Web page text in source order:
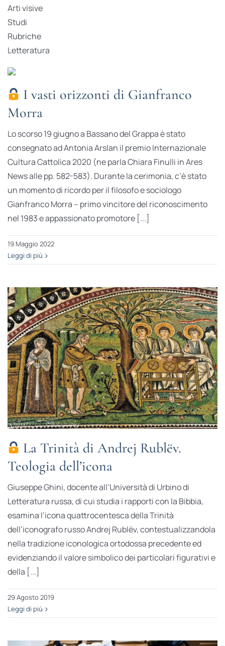
Arti visive
Studi
Rubriche
Letteratura
I vasti orizzonti di Gianfranco
Morra
Lo scorso 19 giugno a Bassano del Grappa è stato
consegnato ad Antonia Arslan il premio Internazionale
Cultura Cattolica 2020 (ne parla Chiara Finulli in Ares
News alle pp. 582-583). Durante la cerimonia, c’è stato
un momento di ricordo per il filosofo e sociologo
Gianfranco Morra – primo vincitore del riconoscimento
nel 1983 e appassionato promotore [...]
19 Maggio 2022
Leggi di più
La Trinità di Andrej Rublëv.
Teologia dell’icona
Giuseppe Ghini, docente all’Università di Urbino di
Letteratura russa, di cui studia i rapporti con la Bibbia,
esamina l’icona quattrocentesca della Trinità
dell’iconografo russo Andrej Rublëv, contestualizzandola
nella tradizione iconologica ortodossa precedente ed
evidenziando il valore simbolico dei particolari figurativi e
della [...]
29 Agosto 2019
Leggi di più